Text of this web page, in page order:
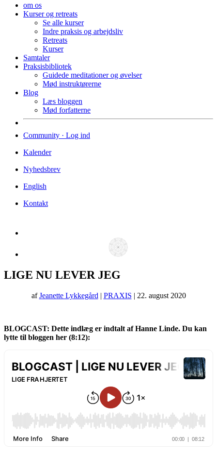
om os
Kurser og retreats
Se alle kurser
Indre praksis og arbejdsliv
Retreats
Kurser
Samtaler
Praksisbibliotek
Guidede meditationer og øvelser
Mød instruktørerne
Blog
Læs bloggen
Mød forfatterne
Community · Log ind
Kalender
Nyhedsbrev
English
Kontakt
LIGE NU LEVER JEG
afJeanette Lykkegård | PRAXIS | 22. august 2020
BLOGCAST: Dette indlæg er indtalt af Hanne Linde. Du kan
lytte til bloggen her (8:12):